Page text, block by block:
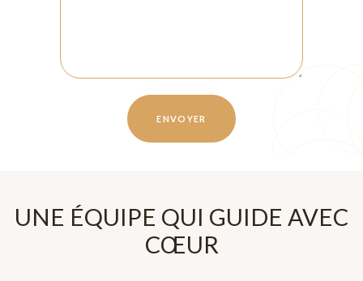
UNE ÉQUIPE QUI GUIDE AVEC
CŒUR